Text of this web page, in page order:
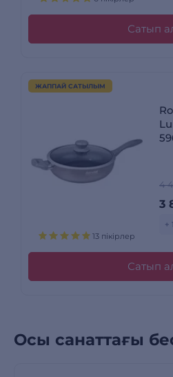
Сатып
ЖАППАЙ САТЫЛЫМ
13 пікірлер
4
3
+
Сатып
Осы санаттағы